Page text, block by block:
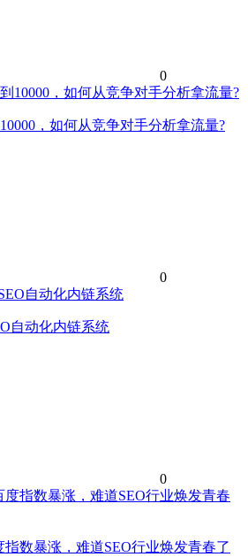
0
，如何从竞争对手分析拿流量?
0
自动化内链系统
0
指数暴涨，难道SEO行业焕发青春了